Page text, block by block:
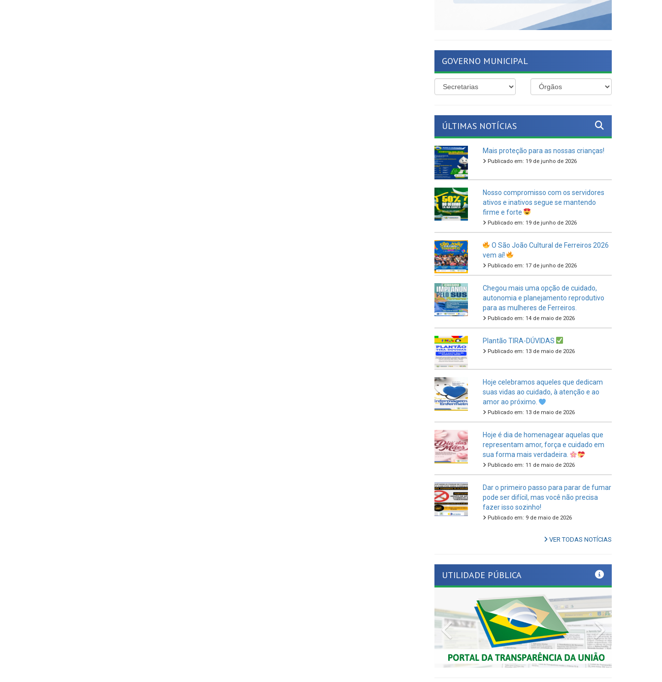
Mais proteção para as nossas crianças!
firme e forte
Publicado em: 19 de junho de 2026
Publicado em: 17 de junho de 2026
para as mulheres de Ferreiros.
Publicado em: 14 de maio de 2026
Publicado em: 13 de maio de 2026
amor ao próximo.
Publicado em: 13 de maio de 2026
sua forma mais verdadeira.
Publicado em: 11 de maio de 2026
fazer isso sozinho!
Publicado em: 9 de maio de 2026
Previous Next